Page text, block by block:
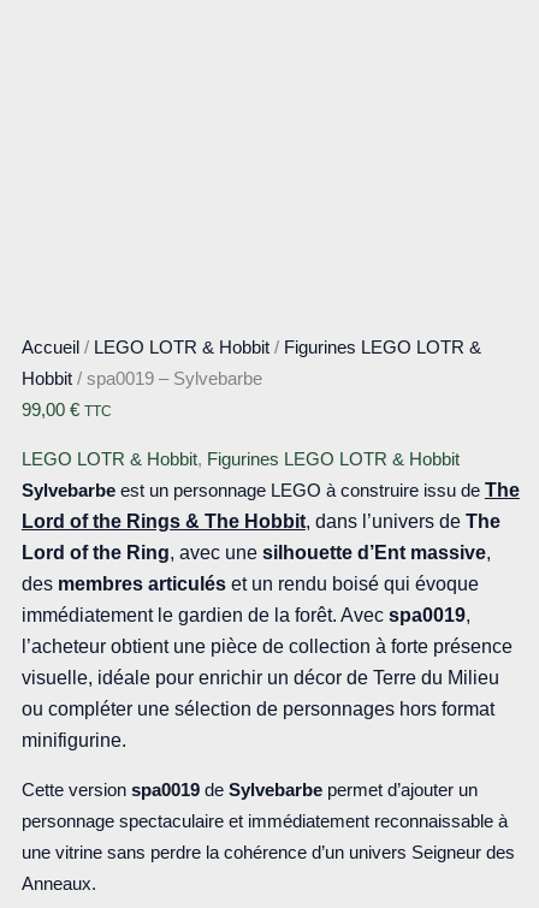
Accueil / LEGO LOTR & Hobbit/ Figurines LEGO LOTR &
Hobbit/ spa0019 – Sylvebarbe
99,00 € TTC
LEGO LOTR & Hobbit, Figurines LEGO LOTR & Hobbit
Sylvebarbeest un personnage LEGO à construire issu de The
Lord of the Rings & The Hobbit, dans l’univers de The
Lord of the Ring, avec une silhouette d’Ent massive,
des membres articuléset un rendu boisé qui évoque
immédiatement le gardien de la forêt. Avec spa0019,
l’acheteur obtient une pièce de collection à forte présence
visuelle, idéale pour enrichir un décor de Terre du Milieu
ou compléter une sélection de personnages hors format
minifigurine.
Cette version spa0019de Sylvebarbepermet d’ajouter un
personnage spectaculaire et immédiatement reconnaissable à
une vitrine sans perdre la cohérence d’un univers Seigneur des
Anneaux.